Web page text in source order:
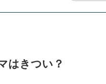
はきつい？